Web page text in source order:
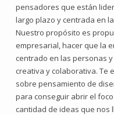
pensadores que están
largo plazo y centrada en
Nuestro propósito es
empresarial, hacer que la
centrado en las personas
creativa y colaborativa. Te
sobre pensamiento de
para conseguir abrir el
cantidad de ideas que nos